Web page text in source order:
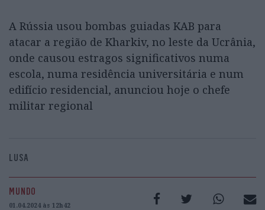
A Rússia usou bombas guiadas KAB para
atacar a região de Kharkiv, no leste da Ucrânia,
onde causou estragos significativos numa
escola, numa residência universitária e num
edifício residencial, anunciou hoje o chefe
militar regional
LUSA
MUNDO
01.04.2024 às 12h42